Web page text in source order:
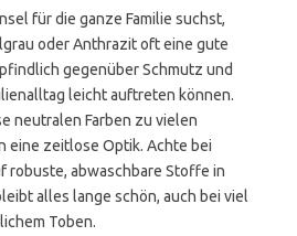
für die ganze Familie suchst,
oder Anthrazit oft eine gute
gegenüber Schmutz und
leicht auftreten können.
neutralen Farben zu vielen
eine zeitlose Optik. Achte bei
robuste, abwaschbare Stoffe in
alles lange schön, auch bei viel
Toben.